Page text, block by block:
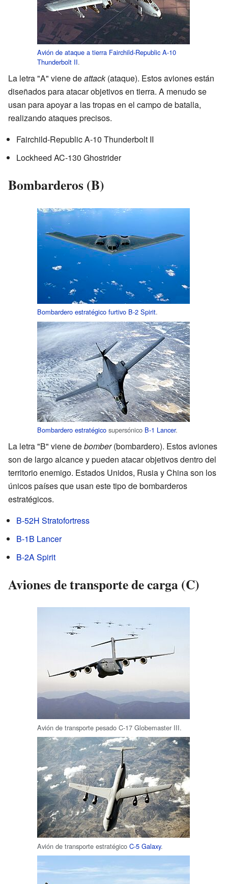
Avión de ataque a tierra Fairchild-Republic A-10
Thunderbolt II.
La letra "A" viene deattack(ataque). Estos aviones están
diseñados para atacar objetivos en tierra. A menudo se
usan para apoyar a las tropas en el campo de batalla,
realizando ataques precisos.
Fairchild-Republic A-10 Thunderbolt II
Lockheed AC-130 Ghostrider
Bombarderos (B)
Bombardero estratégico furtivo B-2 Spirit.
Bombardero estratégico supersónico B-1 Lancer.
La letra "B" viene debomber(bombardero). Estos aviones
son de largo alcance y pueden atacar objetivos dentro del
territorio enemigo. Estados Unidos, Rusia y China son los
únicos países que usan este tipo de bombarderos
estratégicos.
B-52H Stratofortress
B-1B Lancer
B-2A Spirit
Aviones de transporte de carga (C)
Avión de transporte pesado C-17 Globemaster III.
Avión de transporte estratégico C-5 Galaxy.